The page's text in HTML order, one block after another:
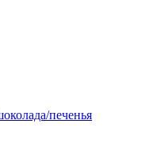
печенья